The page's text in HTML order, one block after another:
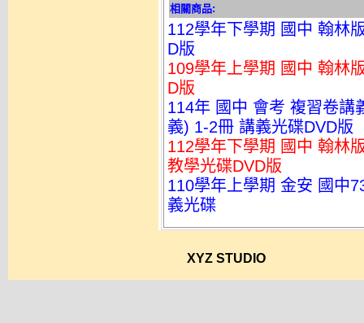
相關商品:
112學年下學期 國中 翰林
D版
109學年上學期 國中 翰林
D版
114年 國中 會考 複習卷講
義) 1-2冊 講義光碟DVD版
112學年下學期 國中 翰林
教學光碟DVD版
110學年上學期 金安 國中
義光碟
XYZ STUDIO